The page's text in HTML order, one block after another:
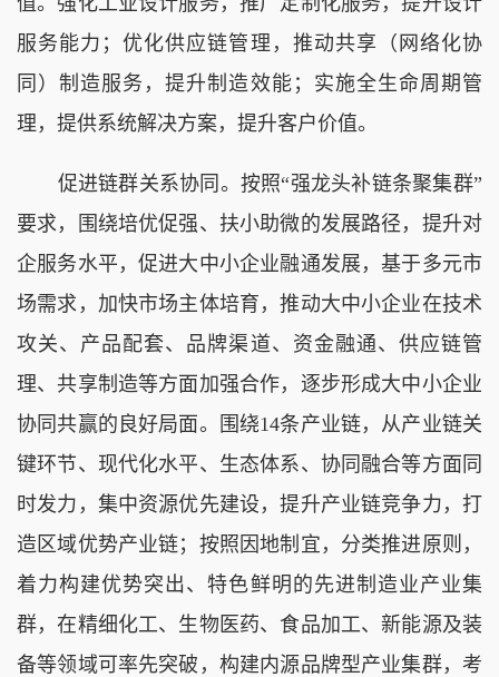
服务能力；优化供应链管理，推动共享（网络化协
同）制造服务，提升制造效能；实施全生命周期管
理，提供系统解决方案，提升客户价值。
促进链群关系协同。按照“强龙头补链条聚集群”
要求，围绕培优促强、扶小助微的发展路径，提升对
企服务水平，促进大中小企业融通发展，基于多元市
场需求，加快市场主体培育，推动大中小企业在技术
攻关、产品配套、品牌渠道、资金融通、供应链管
理、共享制造等方面加强合作，逐步形成大中小企业
协同共赢的良好局面。围绕14条产业链，从产业链关
键环节、现代化水平、生态体系、协同融合等方面同
时发力，集中资源优先建设，提升产业链竞争力，打
造区域优势产业链；按照因地制宜，分类推进原则，
着力构建优势突出、特色鲜明的先进制造业产业集
群，在精细化工、生物医药、食品加工、新能源及装
备等领域可率先突破，构建内源品牌型产业集群，考